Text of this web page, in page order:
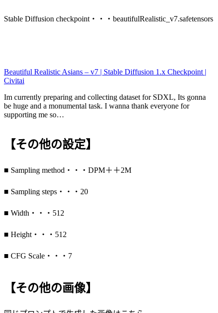
Stable Diffusion checkpoint・・・beautifulRealistic_v7.safetensors
Beautiful Realistic Asians – v7 | Stable Diffusion 1.x Checkpoint |
Civitai
Im currently preparing and collecting dataset for SDXL, Its gonna
be huge and a monumental task. I wanna thank everyone for
supporting me so…
【その他の設定】
■ Sampling method・・・DPM＋＋2M
■ Sampling steps・・・20
■ Width・・・512
■ Height・・・512
■ CFG Scale・・・7
【その他の画像】